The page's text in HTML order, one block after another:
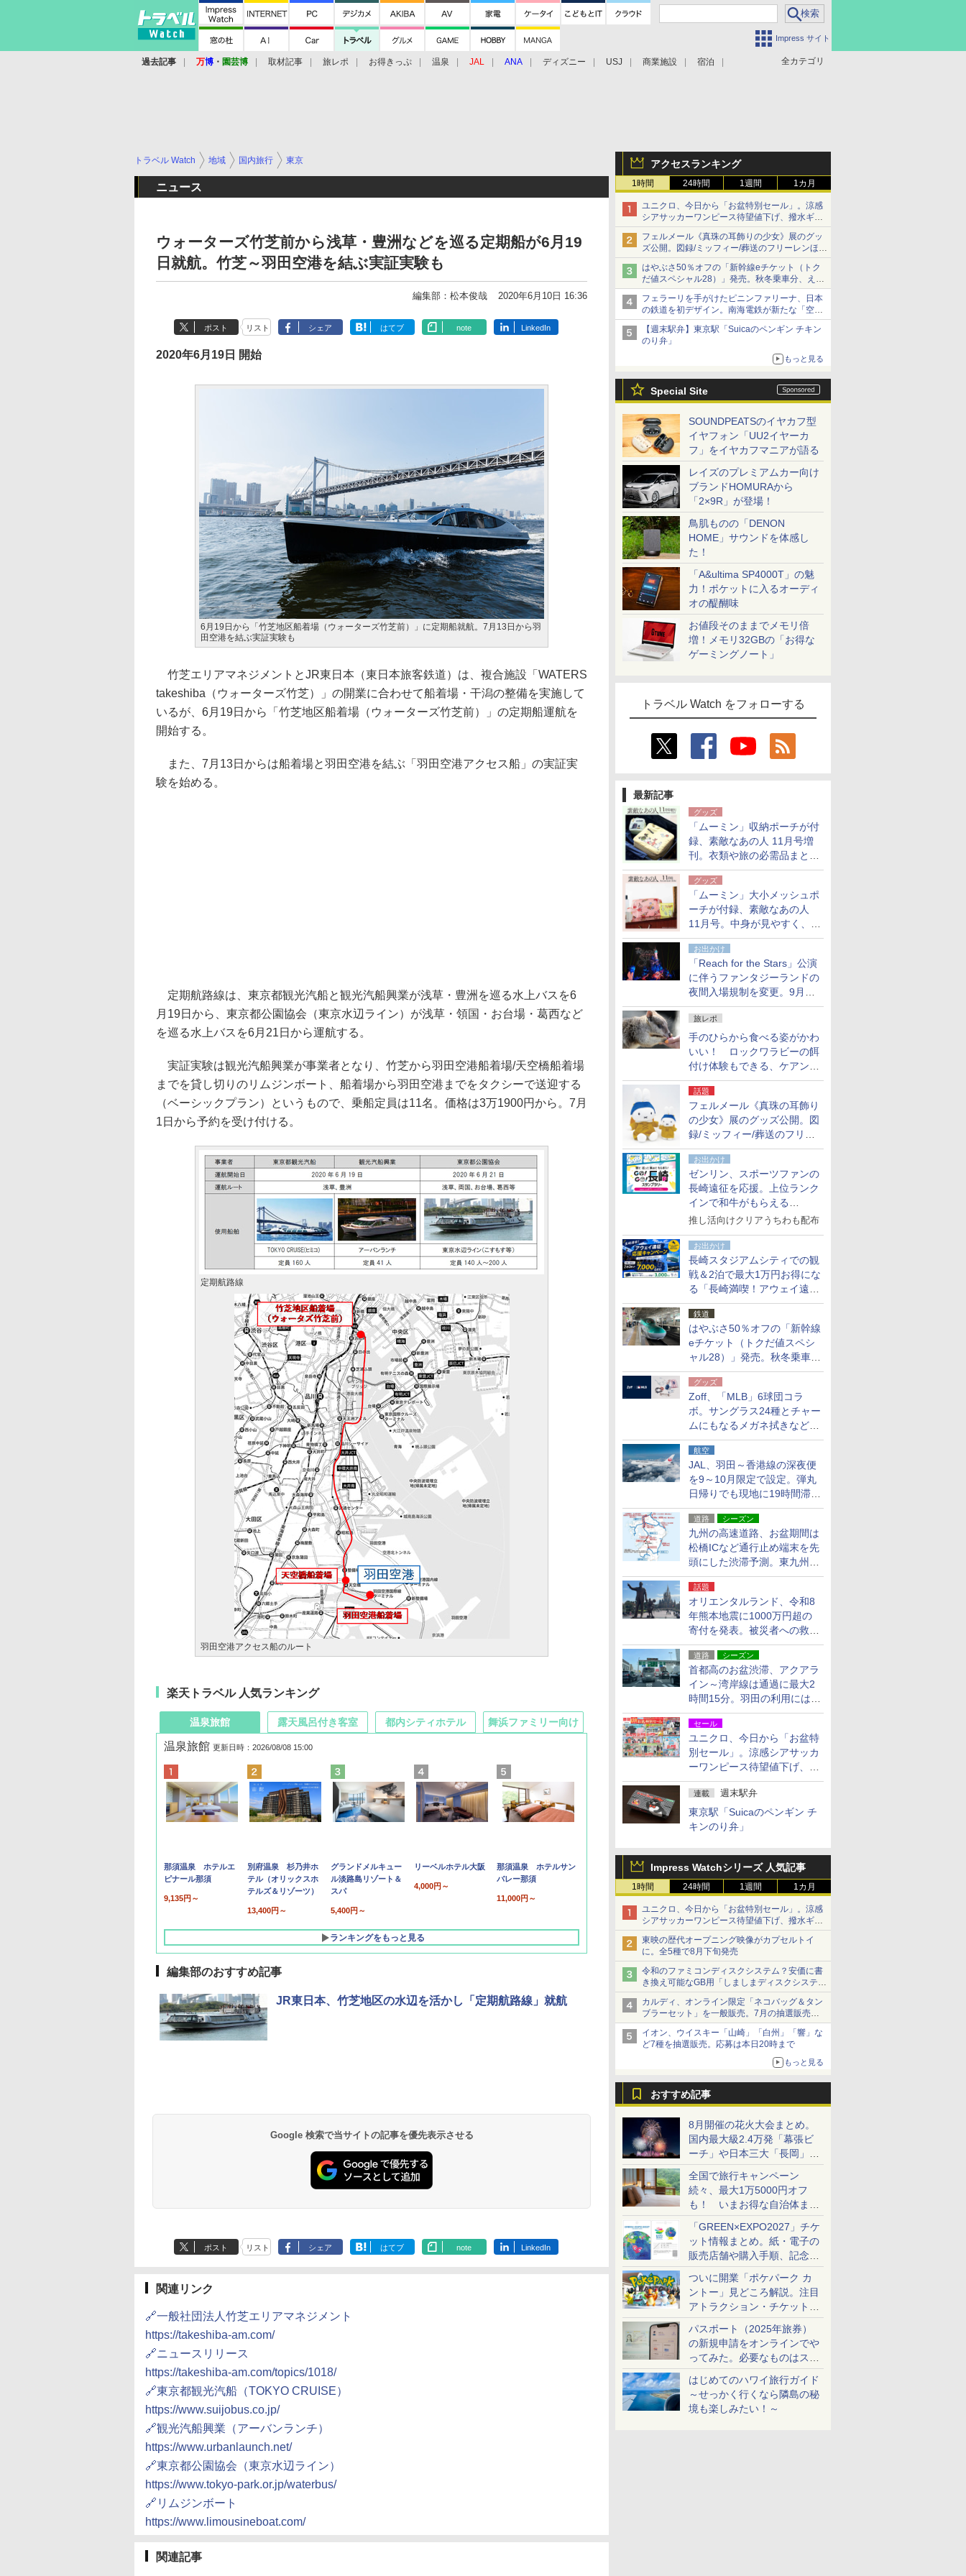
Impress サイト
全カテゴリ
過去記事 万博 ・ 園芸博 取材記事 旅レポ お得きっぷ 温泉 JAL ANA ディズニー USJ 商業施設 宿泊
アクセスランキング
1時間 24時間 1週間 1カ月
ユニクロ、今日から「お盆特別セール」。涼感
シアサッカーワンピース待望値下げ、撥水ギア
ショーツは1990円に
フェルメール《真珠の耳飾りの少女》展のグッ
ズ公開。図録/ミッフィー/葬送のフリーレンほ
か、注目ブランドコラボが実現
はやぶさ50％オフの「新幹線eチケット（トク
だ値スペシャル28）」発売。秋冬乗車分、えき
ねっと限定
フェラーリを手がけたピニンファリーナ、日本
の鉄道を初デザイン。南海電鉄が新たな「空港
特急」をなにわ筋線へ導入
【週末駅弁】東京駅「Suicaのペンギン チキン
のり弁」
もっと見る
Special Site
SOUNDPEATSのイヤカフ型
イヤフォン「UU2イヤーカ
フ」をイヤカフマニアが語る
レイズのプレミアムカー向け
ブランドHOMURAから
「2×9R」が登場！
鳥肌ものの「DENON
HOME」サウンドを体感し
た！
「A&ultima SP4000T」の魅
力！ポケットに入るオーディ
オの醍醐味
お値段そのままでメモリ倍
増！メモリ32GBの「お得な
ゲーミングノート」
トラベル Watch をフォローする
最新記事
グッズ
「ムーミン」収納ポーチが付
録、素敵なあの人 11月号増
刊。衣類や旅の必需品まとま
る大小2個セット
グッズ
「ムーミン」大小メッシュポ
ーチが付録、素敵なあの人
11月号。中身が見やすく、温
泉スパにも使える
お出かけ
「Reach for the Stars」公演
に伴うファンタジーランドの
夜間入場規制を変更。9月か
ら18時50分～20時ごろに
旅レポ
手のひらから食べる姿がかわ
いい！ ロックワラビーの餌
付け体験もできる、ケアンズ
でアサートン高原の日本語ガ
イド付きツアーに参加してみ
た
話題
フェルメール《真珠の耳飾り
の少女》展のグッズ公開。図
録/ミッフィー/葬送のフリー
レンほか、注目ブランドコラ
ボが実現
お出かけ
ゼンリン、スポーツファンの
長崎遠征を応援。上位ランク
インで和牛がもらえる
「GO！GO！長崎スタンプラ
推し活向けクリアうちわも配布
お出かけ
長崎スタジアムシティでの観
戦＆2泊で最大1万円お得にな
る「長崎満喫！アウェイ遠征
応援キャンペーン」
鉄道
はやぶさ50％オフの「新幹線
eチケット（トクだ値スペシ
ャル28）」発売。秋冬乗車
分、えきねっと限定
グッズ
Zoff、「MLB」6球団コラ
ボ。サングラス24種とチャー
ムにもなるメガネ拭きなど雑
貨24種
航空
JAL、羽田～香港線の深夜便
を9～10月限定で設定。弾丸
日帰りでも現地に19時間滞在
できる
道路 シーズン
九州の高速道路、お盆期間は
松橋ICなど通行止め端末を先
頭にした渋滞予測。東九州道
への迂回は料金調整を実施
話題
オリエンタルランド、令和8
年熊本地震に1000万円超の
寄付を発表。被災者への救援
活動・復旧支援
道路 シーズン
首都高のお盆渋滞、アクアラ
イン～湾岸線は通過に最大2
時間15分。羽田の利用には
「空港西出口」の利用検討を
セール
ユニクロ、今日から「お盆特
別セール」。涼感シアサッカ
ーワンピース待望値下げ、撥
水ギアショーツは1990円に
連載 週末駅弁
東京駅「Suicaのペンギン チ
キンのり弁」
Impress Watchシリーズ 人気記事
1時間 24時間 1週間 1カ月
ユニクロ、今日から「お盆特別セール」。涼感
シアサッカーワンピース待望値下げ、撥水ギア
ショーツは1990円に
東映の歴代オープニング映像がカプセルトイ
に。全5種で8月下旬発売
令和のファミコンディスクシステム？安価に書
き換え可能なGB用「しましまディスクシステ
ム」
カルディ、オンライン限定「ネコバッグ＆タン
ブラーセット」を一般販売。7月の抽選販売の
当選無効分
イオン、ウイスキー「山崎」「白州」「響」な
ど7種を抽選販売。応募は本日20時まで
もっと見る
おすすめ記事
8月開催の花火大会まとめ。
国内最大級2.4万発「幕張ビ
ーチ」や日本三大「長岡」な
ど大型イベント目白押し！
全国で旅行キャンペーン
続々、最大1万5000円オフ
も！ いまお得な自治体まと
め
「GREEN×EXPO2027」チケ
ット情報まとめ。紙・電子の
販売店舗や購入手順、記念チ
ケットも解説
ついに開業「ポケパーク カ
ントー」見どころ解説。注目
アトラクション・チケット手
配・来場前に必要な準備は？
パスポート（2025年旅券）
の新規申請をオンラインでや
ってみた。必要なものはスマ
ホとマイナカードのみ
はじめてのハワイ旅行ガイド
～せっかく行くなら隣島の秘
境も楽しみたい！～
トラベル Watch 地域 国内旅行 東京
ニュース
ウォーターズ竹芝前から浅草・豊洲などを巡る定期船が6月19
日就航。竹芝～羽田空港を結ぶ実証実験も
編集部：松本俊哉 2020年6月10日 16:36
ポスト リスト シェア はてブ note LinkedIn
2020年6月19日 開始
6月19日から「竹芝地区船着場（ウォーターズ竹芝前）」に定期船就航。7月13日から羽
田空港を結ぶ実証実験も
竹芝エリアマネジメントとJR東日本（東日本旅客鉄道）は、複合施設「WATERS
takeshiba（ウォーターズ竹芝）」の開業に合わせて船着場・干潟の整備を実施して
いるが、6月19日から「竹芝地区船着場（ウォーターズ竹芝前）」の定期船運航を
開始する。
また、7月13日からは船着場と羽田空港を結ぶ「羽田空港アクセス船」の実証実
験を始める。
定期航路線は、東京都観光汽船と観光汽船興業が浅草・豊洲を巡る水上バスを6
月19日から、東京都公園協会（東京水辺ライン）が浅草・領国・お台場・葛西など
を巡る水上バスを6月21日から運航する。
実証実験は観光汽船興業が事業者となり、竹芝から羽田空港船着場/天空橋船着場
までを貸し切りのリムジンボート、船着場から羽田空港までをタクシーで送迎する
（ベーシックプラン）というもので、乗船定員は11名。価格は3万1900円から。7月
1日から予約を受け付ける。
定期航路線
羽田空港アクセス船のルート
楽天トラベル 人気ランキング
温泉旅館
温泉旅館 更新日時：2026/08/08 15:00
那須温泉 ホテルエ
ピナール那須
9,135円～
別府温泉 杉乃井ホ
テル（オリックスホ
テルズ＆リゾーツ）
13,400円～
グランドメルキュー
ル淡路島リゾート＆
スパ
5,400円～
リーベルホテル大阪
4,000円～
那須温泉 ホテルサン
バレー那須
11,000円～
ランキングをもっと見る
露天風呂付き客室
10,450円～
19,541円～
都内シティホテル 舞浜ファミリー向け
7,950円～
5,758円～
編集部のおすすめ記事
JR東日本、竹芝地区の水辺を活かし「定期航路線」就航
Google 検索で当サイトの記事を優先表示させる
ポスト リスト シェア はてブ note LinkedIn
関連リンク
🔗一般社団法人竹芝エリアマネジメント
https://takeshiba-am.com/
🔗ニュースリリース
https://takeshiba-am.com/topics/1018/
🔗東京都観光汽船（TOKYO CRUISE）
https://www.suijobus.co.jp/
🔗観光汽船興業（アーバンランチ）
https://www.urbanlaunch.net/
🔗東京都公園協会（東京水辺ライン）
https://www.tokyo-park.or.jp/waterbus/
🔗リムジンボート
https://www.limousineboat.com/
関連記事